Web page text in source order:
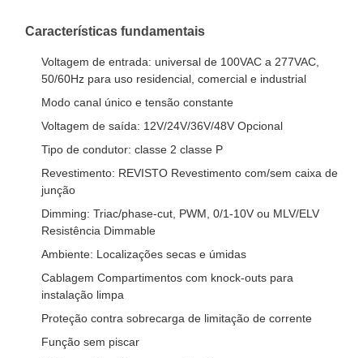
Características fundamentais
Voltagem de entrada: universal de 100VAC a 277VAC,
50/60Hz para uso residencial, comercial e industrial
Modo canal único e tensão constante
Voltagem de saída: 12V/24V/36V/48V Opcional
Tipo de condutor: classe 2 classe P
Revestimento: REVISTO Revestimento com/sem caixa de
junção
Dimming: Triac/phase-cut, PWM, 0/1-10V ou MLV/ELV
Resistência Dimmable
Ambiente: Localizações secas e úmidas
Cablagem Compartimentos com knock-outs para
instalação limpa
Proteção contra sobrecarga de limitação de corrente
Função sem piscar